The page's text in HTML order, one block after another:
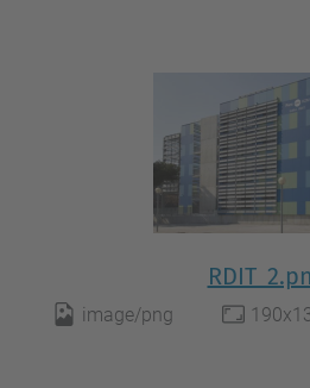
image/png